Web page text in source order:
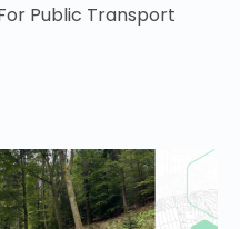
Public Transport